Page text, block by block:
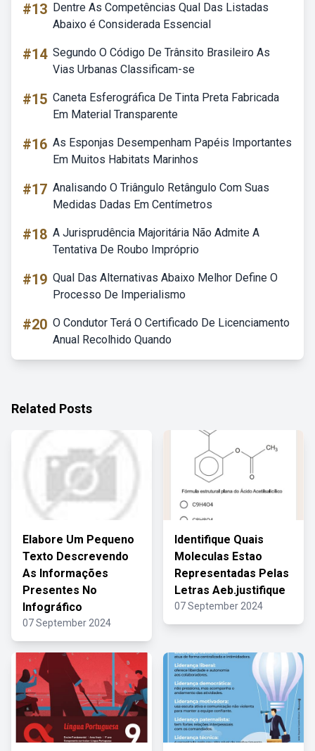
#13 Dentre As Competências Qual Das Listadas
Abaixo é Considerada Essencial
#14 Segundo O Código De Trânsito Brasileiro As
Vias Urbanas Classificam-se
#15 Caneta Esferográfica De Tinta Preta Fabricada
Em Material Transparente
#16 As Esponjas Desempenham Papéis Importantes
Em Muitos Habitats Marinhos
#17 Analisando O Triângulo Retângulo Com Suas
Medidas Dadas Em Centímetros
#18 A Jurisprudência Majoritária Não Admite A
Tentativa De Roubo Impróprio
#19 Qual Das Alternativas Abaixo Melhor Define O
Processo De Imperialismo
#20 O Condutor Terá O Certificado De Licenciamento
Anual Recolhido Quando
Related Posts
Elabore Um Pequeno
Texto Descrevendo
As Informações
Presentes No
Infográfico
07 September 2024
Identifique Quais
Moleculas Estao
Representadas Pelas
Letras Aeb.justifique
07 September 2024